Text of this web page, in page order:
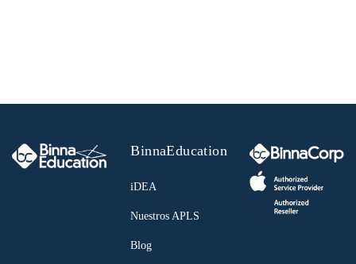
BinnaEducation
iDEA
Nuestros APLS
Blog